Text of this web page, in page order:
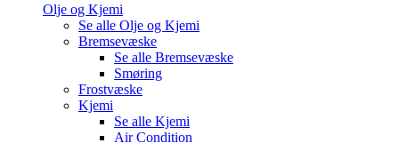
Olje og Kjemi
Se alle Olje og Kjemi
Bremsevæske
Se alle Bremsevæske
Smøring
Frostvæske
Kjemi
Se alle Kjemi
Air Condition